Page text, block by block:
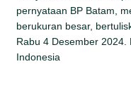
pernyataan BP Batam,
berukuran besar,
Rabu 4 Desember 2024.
Indonesia